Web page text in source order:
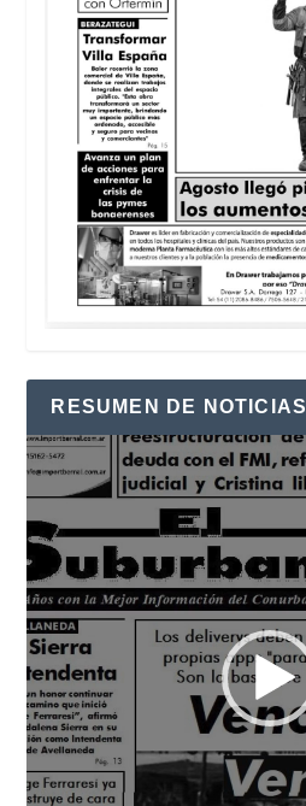
RESUMEN DE NOTICIAS
Reproductor
de
vídeo